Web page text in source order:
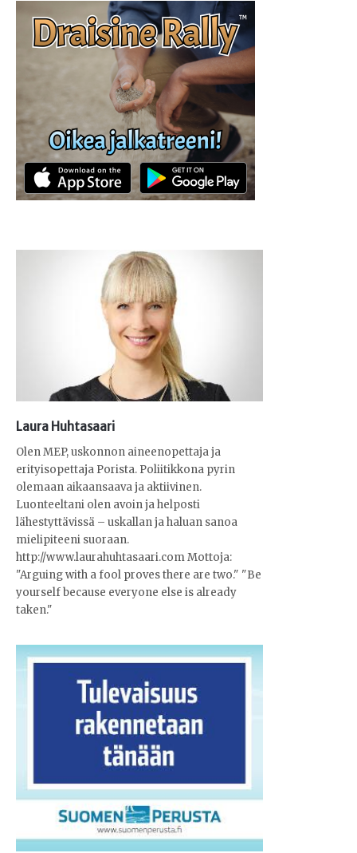
Laura Huhtasaari
Olen MEP, uskonnon aineenopettaja ja
erityisopettaja Porista. Poliitikkona pyrin
olemaan aikaansaava ja aktiivinen.
Luonteeltani olen avoin ja helposti
lähestyttävissä – uskallan ja haluan sanoa
mielipiteeni suoraan.
http://www.laurahuhtasaari.com Mottoja:
"Arguing with a fool proves there are two." "Be
yourself because everyone else is already
taken."